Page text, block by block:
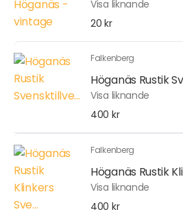
Visa liknande
20 kr
Falkenberg
Höganäs Rustik
Visa liknande
400 kr
Falkenberg
Höganäs Rustik
Visa liknande
400 kr